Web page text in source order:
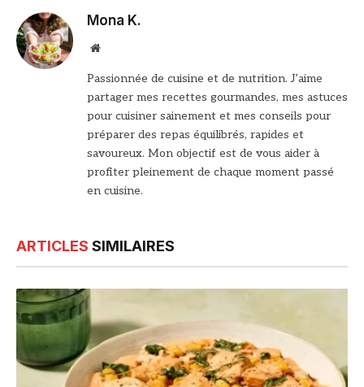
Mona K.
Site
Passionnée de cuisine et de nutrition. J’aime
partager mes recettes gourmandes, mes astuces
pour cuisiner sainement et mes conseils pour
préparer des repas équilibrés, rapides et
savoureux. Mon objectif est de vous aider à
profiter pleinement de chaque moment passé
en cuisine.
ARTICLES SIMILAIRES
© DR